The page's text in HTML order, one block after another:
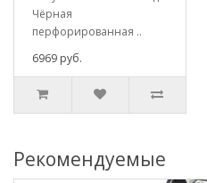
Чёрная
перфорированная ..
6969 руб.
Рекомендуемые